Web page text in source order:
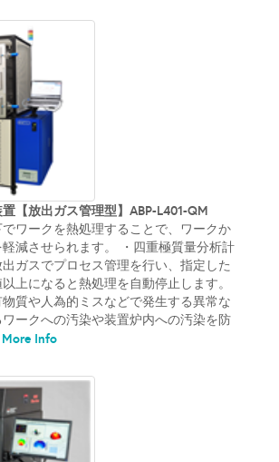
【放出ガス管理型】ABP-L401-QM
でワークを熱処理することで、ワークか
減させられます。 ・四重極質量分析計
ガスでプロセス管理を行い、指定した
上になると熱処理を自動停止します。
物質や人為的ミスなどで発生する異常な
ークへの汚染や装置炉内への汚染を防
More Info